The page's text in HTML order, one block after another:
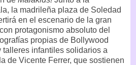
la madrileña plaza de Soledad
en el escenario de la gran
protagonismo absoluto del
propias de Bollywood
talleres infantiles solidarios a
de Vicente Ferrer, que sostienen